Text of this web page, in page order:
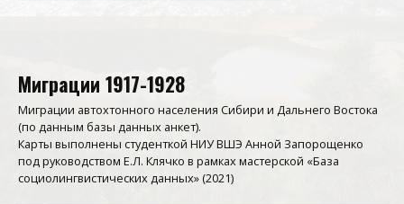
Миграции 1917-1928
Миграции автохтонного населения Сибири и Дальнего Востока
(по данным базы данных анкет).
Карты выполнены студенткой НИУ ВШЭ Анной Запорощенко
под руководством Е.Л. Клячко в рамках мастерской «База
социолингвистических данных» (2021)